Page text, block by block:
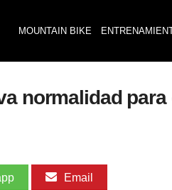
MOUNTAIN BIKE
normalidad para
Email